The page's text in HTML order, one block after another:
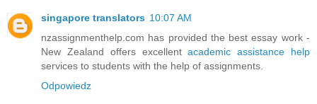
singapore translators 10:07 AM
nzassignmenthelp.com has provided the best essay work -
New Zealand offers excellentacademic assistance help
services to students with the help of assignments.
Odpowiedz